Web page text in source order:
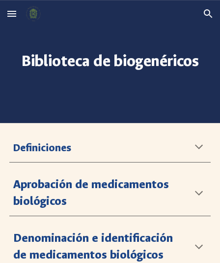
Skip to main content Skip to navigation
Biblioteca de biogenéricos
Definiciones
Aprobación de medicamentos
biológicos
Denominación e identificación
de medicamentos biológicos